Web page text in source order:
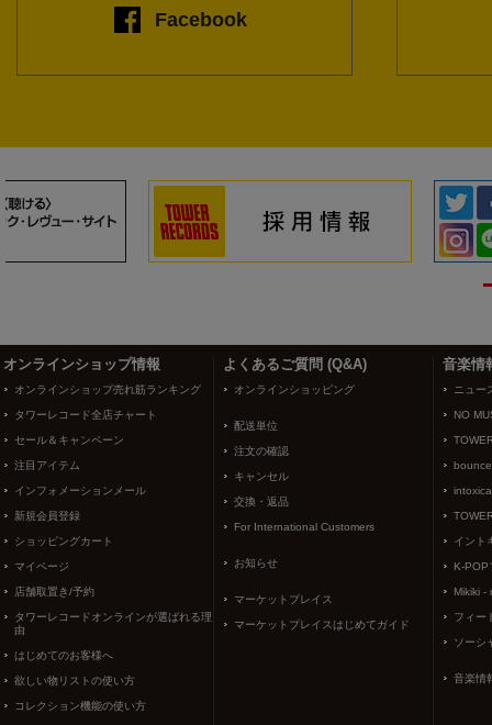
Facebook
オンラインショップ情報
オンラインショップ売れ筋ランキング
タワーレコード全店チャート
セール＆キャンペーン
注目アイテム
インフォメーションメール
新規会員登録
ショッピングカート
マイページ
店舗取置き/予約
タワーレコードオンラインが選ばれる理
由
はじめてのお客様へ
欲しい物リストの使い方
コレクション機能の使い方
よくあるご質問 (Q&A)
オンラインショッピング
配送単位
注文の確認
キャンセル
交換・返品
For International Customers
お知らせ
マーケットプレイス
マーケットプレイスはじめてガイド
音楽情
ニュー
NO
bounce
イント
K-POP
Mikiki -
フィー
ソーシ
音楽情